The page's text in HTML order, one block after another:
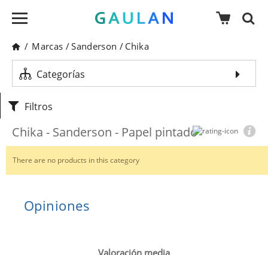
/ Marcas /Sanderson / Chika
Categorías
Filtros
Chika - Sanderson - Papel pintado
There are no products in this category
Opiniones
Valoración media